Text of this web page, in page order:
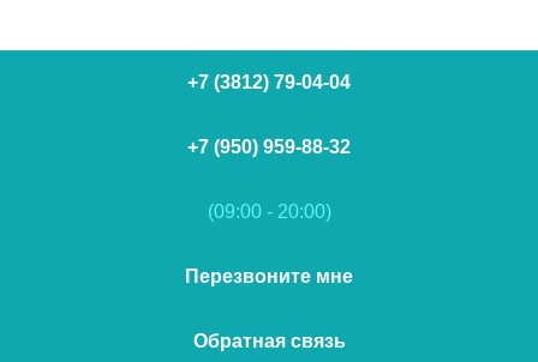
+7 (3812) 79-04-04
+7 (950) 959-88-32
(09:00 - 20:00)
Перезвоните мне
Обратная связь